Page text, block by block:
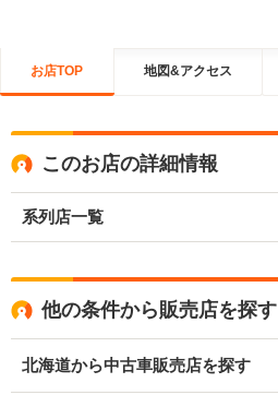
お店TOP 地図&アクセス
このお店の詳細情報
系列店一覧
他の条件から販売店を探す
北海道から中古車販売店を探す